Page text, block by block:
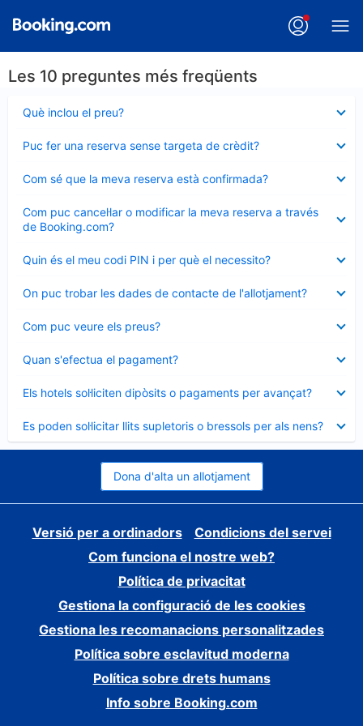
Les 10 preguntes més freqüents
Què inclou el preu?
tancat
Puc fer una reserva sense targeta de crèdit?
tancat
Com sé que la meva reserva està confirmada?
tancat
Com puc cancel·lar o modificar la meva reserva a través
de Booking.com?
tancat
Quin és el meu codi PIN i per què el necessito?
tancat
On puc trobar les dades de contacte de l'allotjament?
tancat
Com puc veure els preus?
tancat
Quan s'efectua el pagament?
tancat
Els hotels sol·liciten dipòsits o pagaments per avançat?
tancat
Es poden sol·licitar llits supletoris o bressols per als nens?
tancat
Dona d'alta un allotjament
Versió per a ordinadors
Condicions del servei
Com funciona el nostre web?
Política de privacitat
Gestiona la configuració de les cookies
Gestiona les recomanacions personalitzades
Política sobre esclavitud moderna
Política sobre drets humans
Info sobre Booking.com